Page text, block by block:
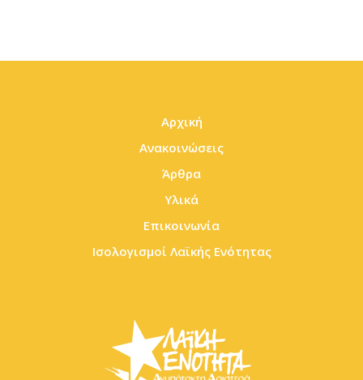
Αρχική
Ανακοινώσεις
Άρθρα
Υλικά
Επικοινωνία
Ισολογισμοί Λαϊκής Ενότητας